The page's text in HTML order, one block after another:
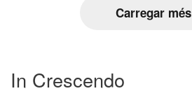
Carregar més
In Crescendo